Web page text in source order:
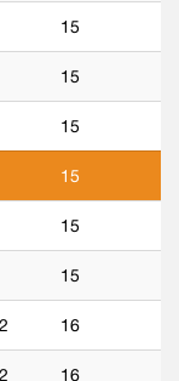
15
15
15
15
15
15
16
16